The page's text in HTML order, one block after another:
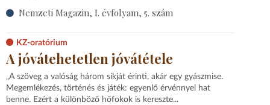
Nemzeti Magazin, I. évfolyam, 5. szám
KZ-oratórium
A jóvátehetetlen jóvátétele
„A szöveg a valóság három síkját érinti, akár egy gyászmise.
Megemlékezés, történés és játék: egyenlő érvénnyel hat
benne. Ezért a különböző hőfokok is kereszte...